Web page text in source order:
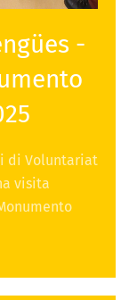
-
di Voluntariat
visita